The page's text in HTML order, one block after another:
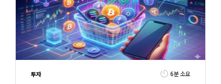
투자 6분 소요